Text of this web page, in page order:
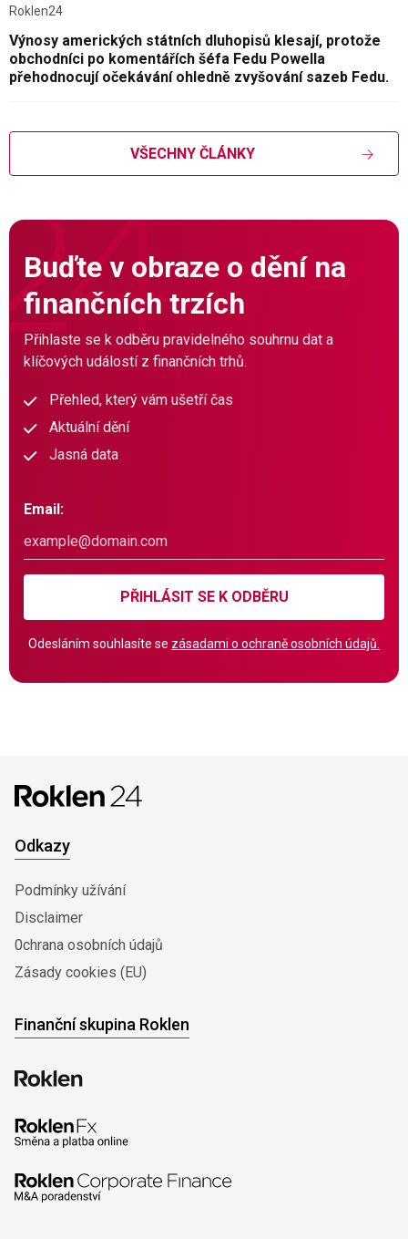
Roklen24
Výnosy amerických státních dluhopisů klesají, protože
obchodníci po komentářích šéfa Fedu Powella
přehodnocují očekávání ohledně zvyšování sazeb Fedu.
VŠECHNY ČLÁNKY
Buďte v obraze o dění na
finančních trzích
Přihlaste se k odběru pravidelného souhrnu dat a
klíčových událostí z finančních trhů.
Přehled, který vám ušetří čas
Aktuální dění
Jasná data
Email:
PŘIHLÁSIT SE K ODBĚRU
Odesláním souhlasíte se zásadami o ochraně osobních údajů.
Odkazy
Podmínky užívání
Disclaimer
0chrana osobních údajů
Zásady cookies (EU)
Finanční skupina Roklen